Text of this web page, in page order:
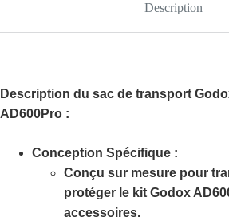
Description
Description du sac de transport
AD600Pro :
Conception Spécifique :
Conçu sur mesure pour
protéger le kit Godox
accessoires.